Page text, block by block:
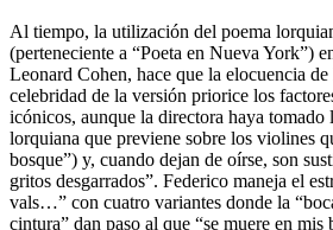
Al tiempo, la utilización del poema
(perteneciente a “Poeta en Nueva York”)
Leonard Cohen, hace que la elocuencia
celebridad de la versión priorice los
icónicos, aunque la directora haya tomado
lorquiana que previene sobre los violines
bosque”) y, cuando dejan de oírse, son
gritos desgarrados”. Federico maneja el
vals…” con cuatro variantes donde la
cintura” dan paso al que “se muere en mis